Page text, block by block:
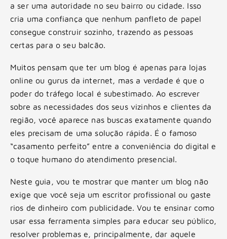
a ser uma autoridade no seu bairro ou cidade. Isso
cria uma confiança que nenhum panfleto de papel
consegue construir sozinho, trazendo as pessoas
certas para o seu balcão.
Muitos pensam que ter um blog é apenas para lojas
online ou gurus da internet, mas a verdade é que o
poder do tráfego local é subestimado. Ao escrever
sobre as necessidades dos seus vizinhos e clientes da
região, você aparece nas buscas exatamente quando
eles precisam de uma solução rápida. É o famoso
“casamento perfeito” entre a conveniência do digital e
o toque humano do atendimento presencial.
Neste guia, vou te mostrar que manter um blog não
exige que você seja um escritor profissional ou gaste
rios de dinheiro com publicidade. Vou te ensinar como
usar essa ferramenta simples para educar seu público,
resolver problemas e, principalmente, dar aquele